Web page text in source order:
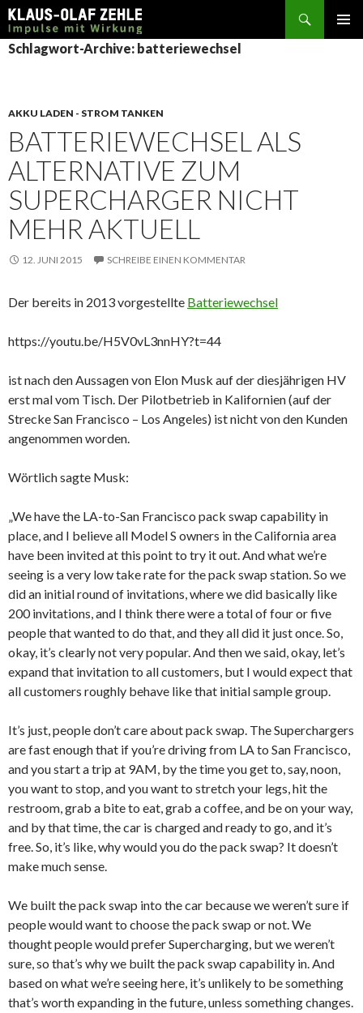
Suchen
SPRINGE
ZUM
Schlagwort-Archive: batteriewechsel
AKKU LADEN - STROM TANKEN
BATTERIEWECHSEL ALS
ALTERNATIVE ZUM
SUPERCHARGER NICHT
MEHR AKTUELL
12. JUNI 2015 SCHREIBE EINEN KOMMENTAR
Der bereits in 2013 vorgestellte Batteriewechsel
https://youtu.be/H5V0vL3nnHY?t=44
ist nach den Aussagen von Elon Musk auf der diesjährigen HV
erst mal vom Tisch. Der Pilotbetrieb in Kalifornien (auf der
Strecke San Francisco – Los Angeles) ist nicht von den Kunden
angenommen worden.
Wörtlich sagte Musk:
„We have the LA-to-San Francisco pack swap capability in
place, and I believe all Model S owners in the California area
have been invited at this point to try it out. And what we’re
seeing is a very low take rate for the pack swap station. So we
did an initial round of invitations, where we did basically like
200 invitations, and I think there were a total of four or five
people that wanted to do that, and they all did it just once. So,
okay, it’s clearly not very popular. And then we said, okay, let’s
expand that invitation to all customers, but I would expect that
all customers roughly behave like that initial sample group.
It’s just, people don’t care about pack swap. The Superchargers
are fast enough that if you’re driving from LA to San Francisco,
and you start a trip at 9AM, by the time you get to, say, noon,
you want to stop, and you want to stretch your legs, hit the
restroom, grab a bite to eat, grab a coffee, and be on your way,
and by that time, the car is charged and ready to go, and it’s
free. So, it’s like, why would you do the pack swap? It doesn’t
make much sense.
We built the pack swap into the car because we weren’t sure if
people would want to choose the pack swap or not. We
thought people would prefer Supercharging, but we weren’t
sure, so that’s why we built the pack swap capability in. And
based on what we’re seeing here, it’s unlikely to be something
that’s worth expanding in the future, unless something changes.